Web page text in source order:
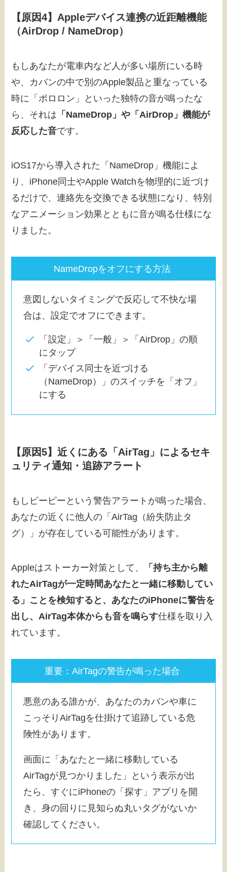
【原因4】Appleデバイス連携の近距離機能
（AirDrop / NameDrop）
もしあなたが電車内など人が多い場所にいる時
や、カバンの中で別のApple製品と重なっている
時に「ポロロン」といった独特の音が鳴ったな
ら、それは 「NameDrop」や「AirDrop」機能が
反応した音です。
iOS17から導入された「NameDrop」機能によ
り、iPhone同士やApple Watchを物理的に近づけ
るだけで、連絡先を交換できる状態になり、特別
なアニメーション効果とともに音が鳴る仕様にな
りました。
NameDropをオフにする方法
意図しないタイミングで反応して不快な場
合は、設定でオフにできます。
「設定」＞「一般」＞「AirDrop」の順
にタップ
「デバイス同士を近づける
（NameDrop）」のスイッチを「オフ」
にする
【原因5】近くにある「AirTag」によるセキ
ュリティ通知・追跡アラート
もしピーピーという警告アラートが鳴った場合、
あなたの近くに他人の「AirTag（紛失防止タ
グ）」が存在している可能性があります。
Appleはストーカー対策として、
「持ち主から離
れたAirTagが一定時間あなたと一緒に移動してい
る」ことを検知すると、あなたのiPhoneに警告を
出し、AirTag本体からも音を鳴らす仕様を取り入
れています。
重要：AirTagの警告が鳴った場合
悪意のある誰かが、あなたのカバンや車に
こっそりAirTagを仕掛けて追跡している危
険性があります。
画面に「あなたと一緒に移動している
AirTagが見つかりました」という表示が出
たら、すぐにiPhoneの「探す」アプリを開
き、身の回りに見知らぬ丸いタグがないか
確認してください。